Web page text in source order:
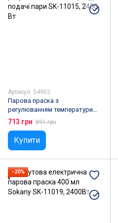
Артикул: 54902
Парова праска з
регулюванням температури
подачі пари SK-11015, 2400 Вт
713 грн 891 грн
Купити
−20%